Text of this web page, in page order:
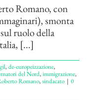
Romano, con
smonta
ruolo della
[...]
,de-europeizzazione,
del Nord,immigrazione,
Romano,sindacato | 0